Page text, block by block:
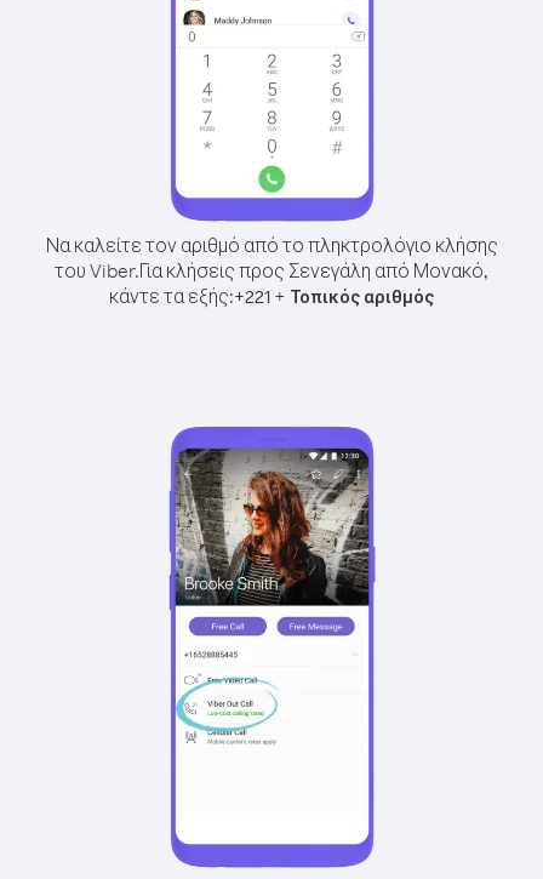
Να καλείτε τον αριθμό από το πληκτρολόγιο κλήσης
του Viber.Για κλήσεις προς Σενεγάλη από Μονακό,
κάντε τα εξής:+221 + Τοπικός αριθμός